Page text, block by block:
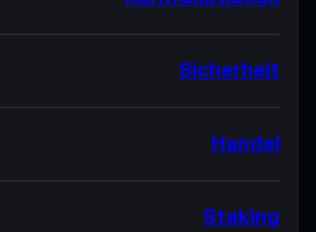
Sicherheit
Handel
Staking